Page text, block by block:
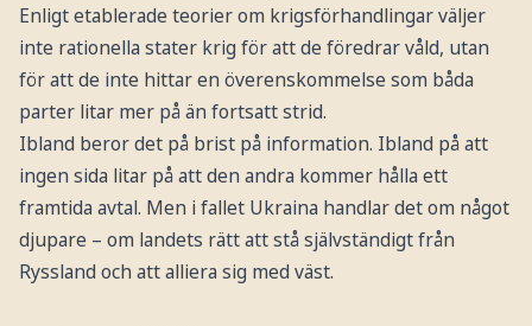
Enligt etablerade teorier om krigsförhandlingar väljer
inte rationella stater krig för att de föredrar våld, utan
för att de inte hittar en överenskommelse som båda
parter litar mer på än fortsatt strid.
Ibland beror det på brist på information. Ibland på att
ingen sida litar på att den andra kommer hålla ett
framtida avtal. Men i fallet Ukraina handlar det om något
djupare – om landets rätt att stå självständigt från
Ryssland och att alliera sig med väst.